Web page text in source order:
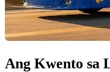
Ang Kwento sa